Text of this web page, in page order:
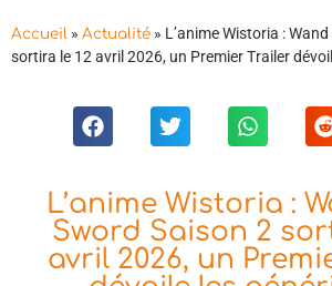
Accueil » Actualité » L’anime Wistoria :
sortira le 12 avril 2026, un Premier Trailer
L’anime Wistoria :
Sword Saison 2
avril 2026, un